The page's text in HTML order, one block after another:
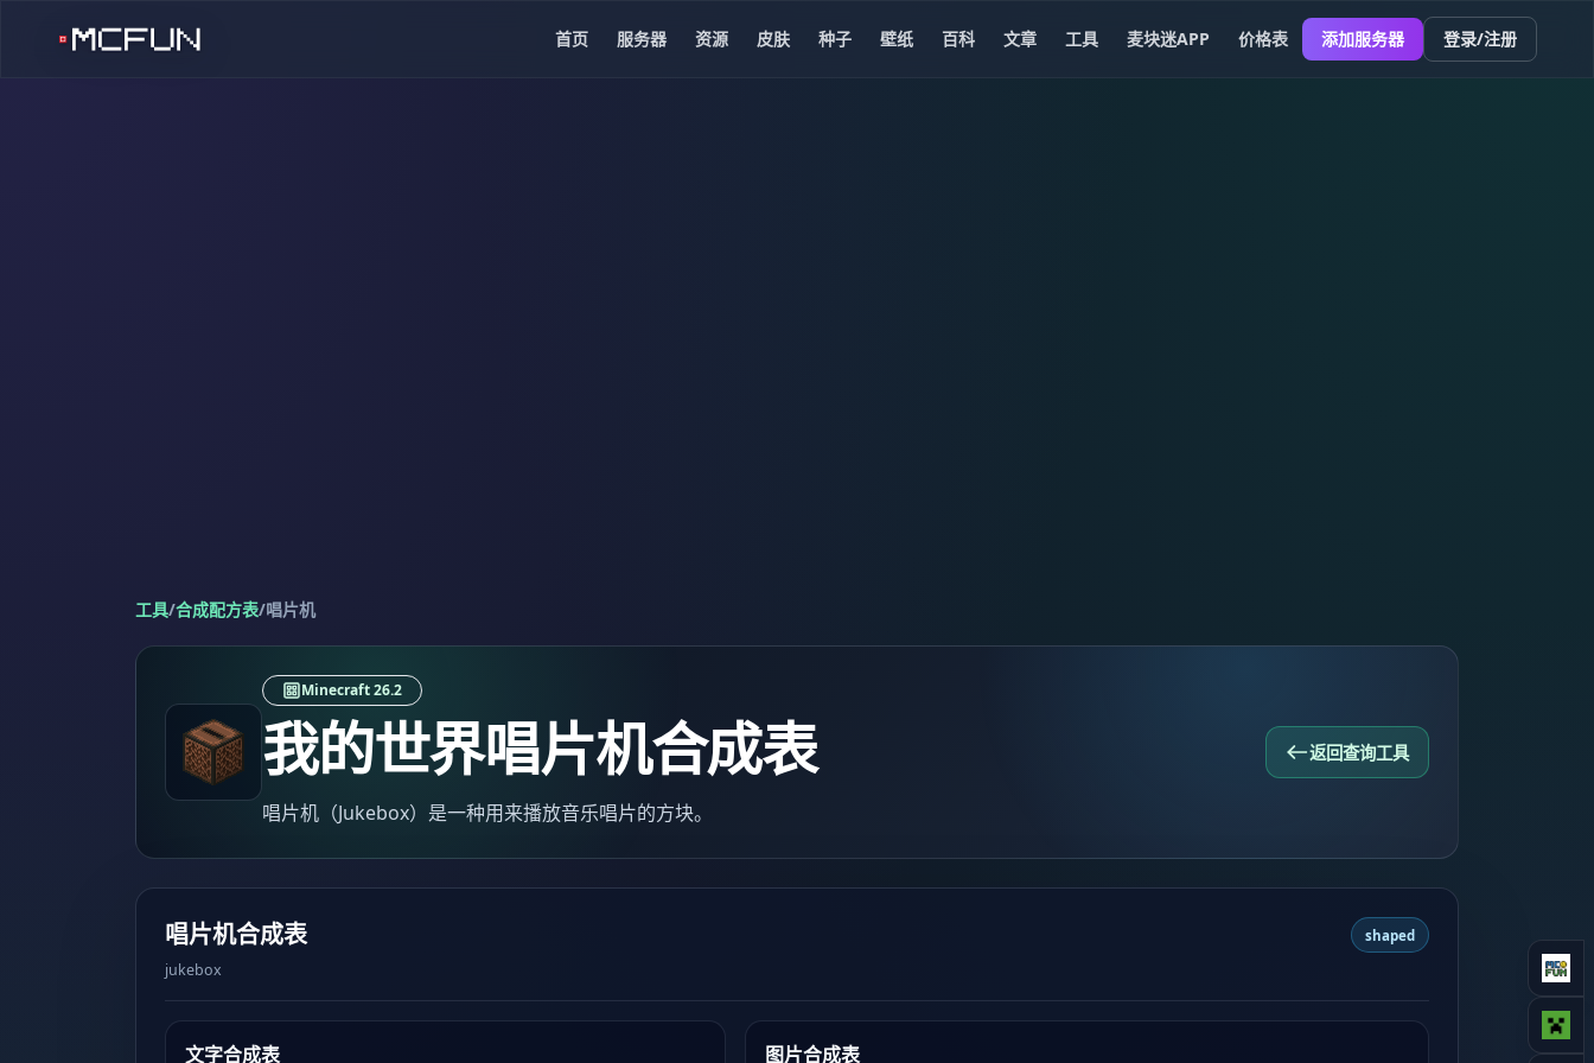
首页 服务器 资源 皮肤 种子 壁纸 百科 文章 工具 麦块迷APP 价格表 添加服务器 登录/注册
工具/合成配方表/唱片机
Minecraft 26.2
我的世界唱片机合成表
唱片机（Jukebox）是一种用来播放音乐唱片的方块。
返回查询工具
唱片机合成表
jukebox
shaped
文字合成表 图片合成表